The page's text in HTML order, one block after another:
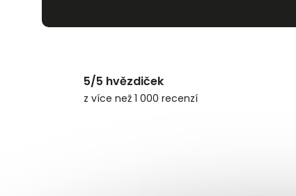
5/5 hvězdiček
z více než 1 000 recenzí